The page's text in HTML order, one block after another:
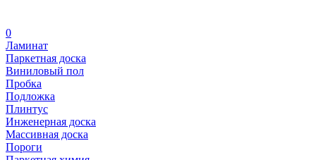
0
Ламинат
Паркетная доска
Виниловый пол
Пробка
Подложка
Плинтус
Инженерная доска
Массивная доска
Пороги